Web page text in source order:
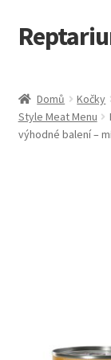
Přeskočit
na
Přejít
k
webu
Košík
Domů Kočky
Style Meat Menu
výhodné balení –